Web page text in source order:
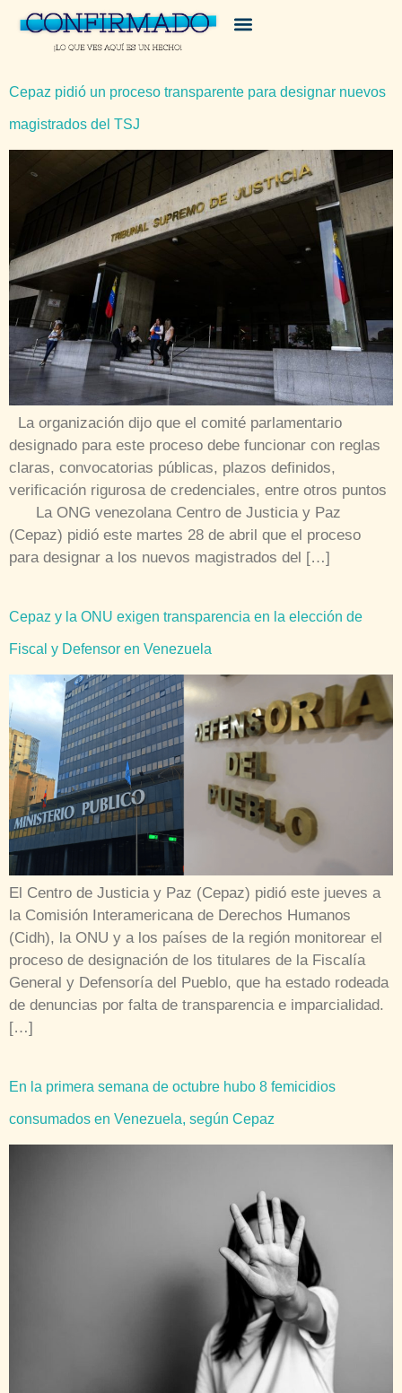
Cepaz pidió un proceso transparente para designar nuevos
magistrados del TSJ
La organización dijo que el comité parlamentario
designado para este proceso debe funcionar con reglas
claras, convocatorias públicas, plazos definidos,
verificación rigurosa de credenciales, entre otros puntos
La ONG venezolana Centro de Justicia y Paz
(Cepaz) pidió este martes 28 de abril que el proceso
para designar a los nuevos magistrados del […]
Cepaz y la ONU exigen transparencia en la elección de
Fiscal y Defensor en Venezuela
El Centro de Justicia y Paz (Cepaz) pidió este jueves a
la Comisión Interamericana de Derechos Humanos
(Cidh), la ONU y a los países de la región monitorear el
proceso de designación de los titulares de la Fiscalía
General y Defensoría del Pueblo, que ha estado rodeada
de denuncias por falta de transparencia e imparcialidad.
[…]
En la primera semana de octubre hubo 8 femicidios
consumados en Venezuela, según Cepaz